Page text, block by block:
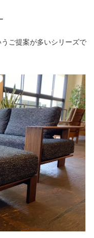
ご提案が多いシリーズで